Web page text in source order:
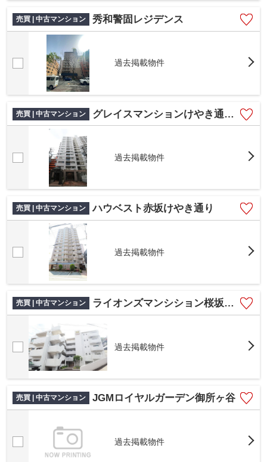
売買 | 中古マンション 秀和警固レジデンス
過去掲載物件
売買 | 中古マンション グレイスマンションけやき通り南
過去掲載物件
売買 | 中古マンション ハウベスト赤坂けやき通り
過去掲載物件
売買 | 中古マンション ライオンズマンシション桜坂第3
過去掲載物件
売買 | 中古マンション JGMロイヤルガーデン御所ヶ谷
過去掲載物件